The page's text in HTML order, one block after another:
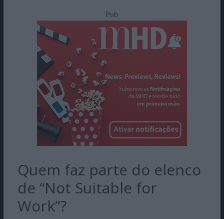
Pub
Quem faz parte do elenco
de “Not Suitable for
Work”?